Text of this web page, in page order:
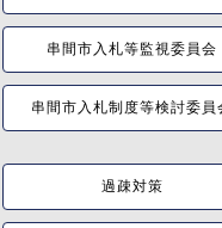
串間市入札等監視委員会
串間市入札制度等検討委員
過疎対策